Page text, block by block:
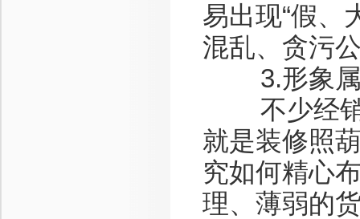
易出现“假、
混乱、贪污
3.形象属
不少经销
就是装修照
究如何精心
理、薄弱的